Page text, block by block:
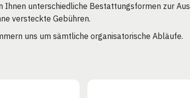
Ihnen unterschiedliche Bestattungsformen zur
versteckte Gebühren.
uns um sämtliche organisatorische Abläufe.